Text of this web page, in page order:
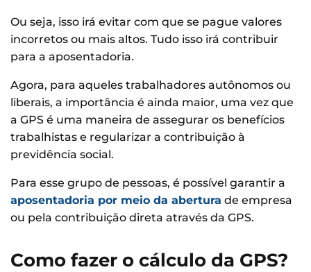
Ou seja, isso irá evitar com que se pague valores
incorretos ou mais altos. Tudo isso irá contribuir
para a aposentadoria.
Agora, para aqueles trabalhadores autônomos ou
liberais, a importância é ainda maior, uma vez que
a GPS é uma maneira de assegurar os benefícios
trabalhistas e regularizar a contribuição à
previdência social.
Para esse grupo de pessoas, é possível garantir a
aposentadoria por meio da abertura de empresa
ou pela contribuição direta através da GPS.
Como fazer o cálculo da GPS?